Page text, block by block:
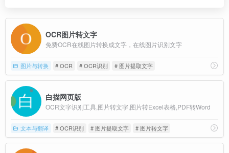
OCR图片转文字
免费OCR在线图片转换成文字，在线图片识别文字
图片与转换 # OCR # OCR识别 # 图片提取文字
白描网页版
OCR文字识别工具,图片转文字,图片转Excel表格,PDF转Word
文本与翻译 # OCR识别 # 图片提取文字 # 图片转文字